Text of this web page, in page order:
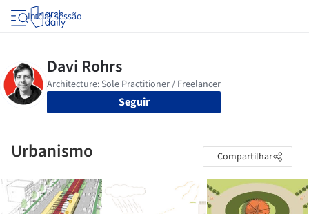
Iniciar sessão
Seguir
Urbanismo Compartilhar